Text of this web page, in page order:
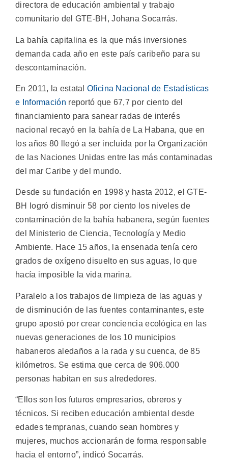
directora de educación ambiental y trabajo
comunitario del GTE-BH, Johana Socarrás.
La bahía capitalina es la que más inversiones
demanda cada año en este país caribeño para su
descontaminación.
En 2011, la estatalOficina Nacional de Estadísticas
e Información reportó que 67,7 por ciento del
financiamiento para sanear radas de interés
nacional recayó en la bahía de La Habana, que en
los años 80 llegó a ser incluida por la Organización
de las Naciones Unidas entre las más contaminadas
del mar Caribe y del mundo.
Desde su fundación en 1998 y hasta 2012, el GTE-
BH logró disminuir 58 por ciento los niveles de
contaminación de la bahía habanera, según fuentes
del Ministerio de Ciencia, Tecnología y Medio
Ambiente. Hace 15 años, la ensenada tenía cero
grados de oxígeno disuelto en sus aguas, lo que
hacía imposible la vida marina.
Paralelo a los trabajos de limpieza de las aguas y
de disminución de las fuentes contaminantes, este
grupo apostó por crear conciencia ecológica en las
nuevas generaciones de los 10 municipios
habaneros aledaños a la rada y su cuenca, de 85
kilómetros. Se estima que cerca de 906.000
personas habitan en sus alrededores.
“Ellos son los futuros empresarios, obreros y
técnicos. Si reciben educación ambiental desde
edades tempranas, cuando sean hombres y
mujeres, muchos accionarán de forma responsable
hacia el entorno”, indicó Socarrás.